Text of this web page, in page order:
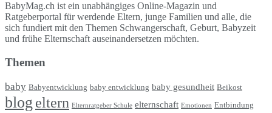
BabyMag.ch ist ein unabhängiges Online-Magazin und
Ratgeberportal für werdende Eltern, junge Familien und alle, die
sich fundiert mit den Themen Schwangerschaft, Geburt, Babyzeit
und frühe Elternschaft auseinandersetzen möchten.
Themen
baby Babyentwicklung baby entwicklung baby gesundheit Beikost
blog eltern Elternratgeber Schule elternschaft Emotionen Entbindung